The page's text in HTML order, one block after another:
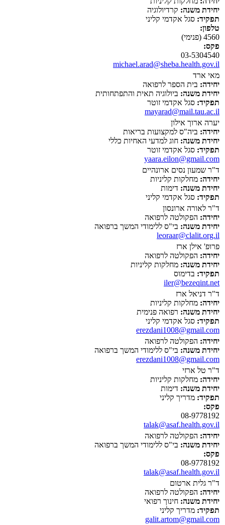
יחידת משנה: קרדיולוגיה
תפקיד: סגל אקדמי קליני
טלפון:
4560 (פנימי)
פקס:
03-5304540
michael.arad@sheba.health.gov.il
מאי ארד
יחידה: בית הספר לרפואה
יחידת משנה: ביולוגיה תאית והתפתחותית
תפקיד: סגל אקדמי זוטר
mayarad@mail.tau.ac.il
יערה ארוך אילון
יחידה: ביה"ס למקצועות בריאות
יחידת משנה: חוג למדעי האחיות כללי
תפקיד: סגל אקדמי זוטר
yaara.eilon@gmail.com
ד"ר שמעון נסים ארונהיים
יחידה: מחלקות קליניות
יחידת משנה: דימות
תפקיד: סגל אקדמי קליני
ד"ר לאורה ארונסון
יחידה: הפקולטה לרפואה
יחידת משנה: בי"ס ללימודי המשך ברפואה
leoraar@clalit.org.il
פרופ' אילן ארז
יחידה: הפקולטה לרפואה
יחידת משנה: מחלקות קליניות
תפקיד: בדימוס
iler@bezeqint.net
ד"ר דניאל ארז
יחידה: מחלקות קליניות
יחידת משנה: רפואה פנימית
תפקיד: סגל אקדמי קליני
erezdani1008@gmail.com
יחידה: הפקולטה לרפואה
יחידת משנה: בי"ס ללימודי המשך ברפואה
erezdani1008@gmail.com
ד"ר טל ארזי
יחידה: מחלקות קליניות
יחידת משנה: דימות
תפקיד: מדריך קליני
פקס:
08-9778192
talak@asaf.health.gov.il
יחידה: הפקולטה לרפואה
יחידת משנה: בי"ס ללימודי המשך ברפואה
פקס:
08-9778192
talak@asaf.health.gov.il
ד"ר גלית ארטום
יחידה: הפקולטה לרפואה
יחידת משנה: חינוך רפואי
תפקיד: מדריך קליני
galit.artom@gmail.com